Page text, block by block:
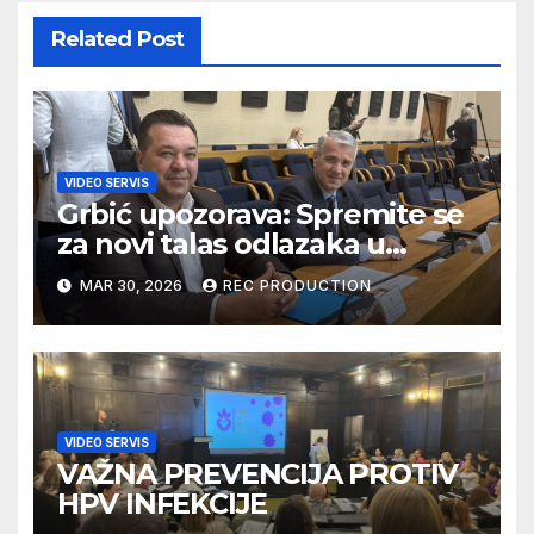
Related Post
VIDEO SERVIS
Grbić upozorava: Spremite se
za novi talas odlazaka u
Njemačku
MAR 30, 2026 REC PRODUCTION
VIDEO SERVIS
VAŽNA PREVENCIJA PROTIV
HPV INFEKCIJE